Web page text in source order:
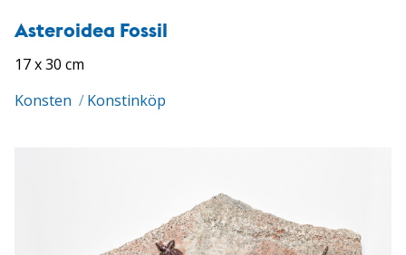
Asteroidea Fossil
17 x 30 cm
Konsten / Konstinköp